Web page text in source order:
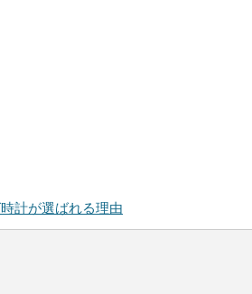
計が選ばれる理由